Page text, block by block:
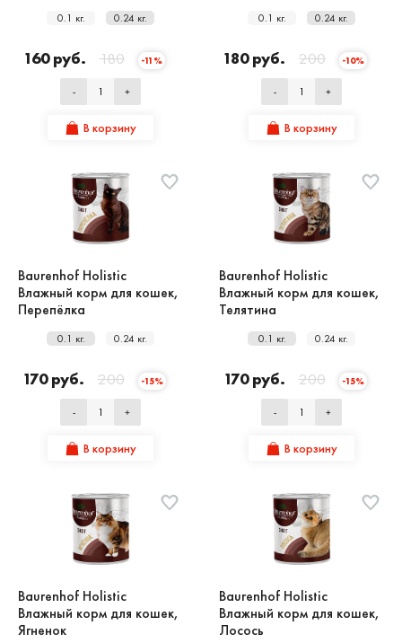
0.1 кг. 0.24 кг.
160 руб. 180 -11%
- +
В корзину
0.1 кг. 0.24 кг.
180 руб. 200 -10%
- +
В корзину
Baurenhof Holistic
Влажный корм для кошек,
Перепёлка
0.1 кг. 0.24 кг.
170 руб. 200 -15%
- +
В корзину
Baurenhof Holistic
Влажный корм для кошек,
Телятина
0.1 кг. 0.24 кг.
170 руб. 200 -15%
- +
В корзину
Baurenhof Holistic
Влажный корм для кошек,
Ягненок
Baurenhof Holistic
Влажный корм для кошек,
Лосось